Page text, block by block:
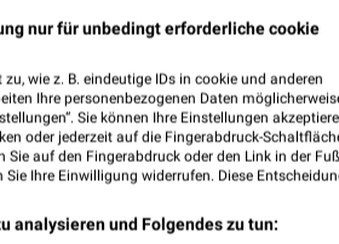
und Umgebung
08 Sa 09So 10Mo 11Di
nur für unbedingt erforderliche cookie
wie z. B. eindeutige IDs in cookie und anderen
Ihre personenbezogenen Daten
Sie können Ihre Einstellungen
oder jederzeit auf die Fingerabdruck-
auf den Fingerabdruck oder den Link in der
Ihre Einwilligung widerrufen. Diese
analysieren und Folgendes zu tun: